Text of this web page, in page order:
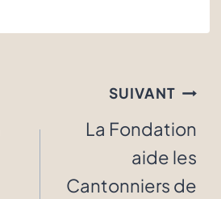
SUIVANT
La Fondation
aide les
Cantonniers de